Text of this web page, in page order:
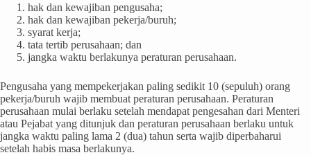
hak dan kewajiban pengusaha;
hak dan kewajiban pekerja/buruh;
syarat kerja;
tata tertib perusahaan; dan
jangka waktu berlakunya peraturan perusahaan.
Pengusaha yang mempekerjakan paling sedikit 10 (sepuluh) orang
pekerja/buruh wajib membuat peraturan perusahaan. Peraturan
perusahaan mulai berlaku setelah mendapat pengesahan dari Menteri
atau Pejabat yang ditunjuk dan peraturan perusahaan berlaku untuk
jangka waktu paling lama 2 (dua) tahun serta wajib diperbaharui
setelah habis masa berlakunya.